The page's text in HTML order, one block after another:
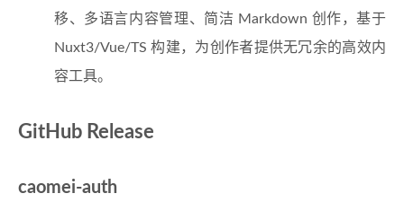
移、多语言内容管理、简洁 Markdown 创作，基于
Nuxt3/Vue/TS 构建，为创作者提供无冗余的高效内
容工具。
GitHub Release
caomei-auth